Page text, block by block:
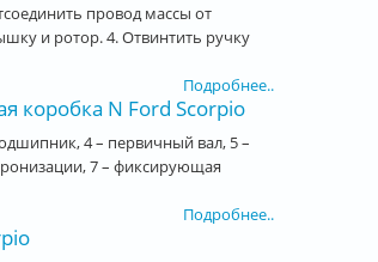
провод массы от
и ротор. 4. Отвинтить ручку
Подробнее..
коробка N Ford Scorpio
4 – первичный вал, 5 –
7 – фиксирующая
Подробнее..